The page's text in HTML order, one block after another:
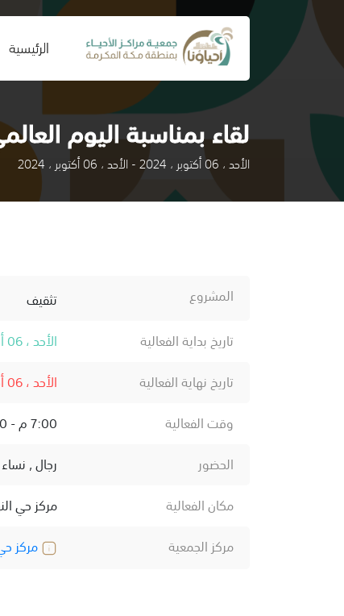
الرئيسية
(current)
لقاء بمناسبة اليوم
الأحد ، 06 أكتوبر ، 2024 - الأحد ، 06 أكتوبر ، 2024
المشروع
تثقيف
تاريخ بداية الفعالية
الأحد ، 06 أكتوبر ، 2024
تاريخ نهاية الفعالية
الأحد ، 06 أكتوبر ، 2024
وقت الفعالية
7:00 م - 9:00 م
الحضور
رجال , نساء
مكان الفعالية
مركز حي
مركز الجمعية
مركز